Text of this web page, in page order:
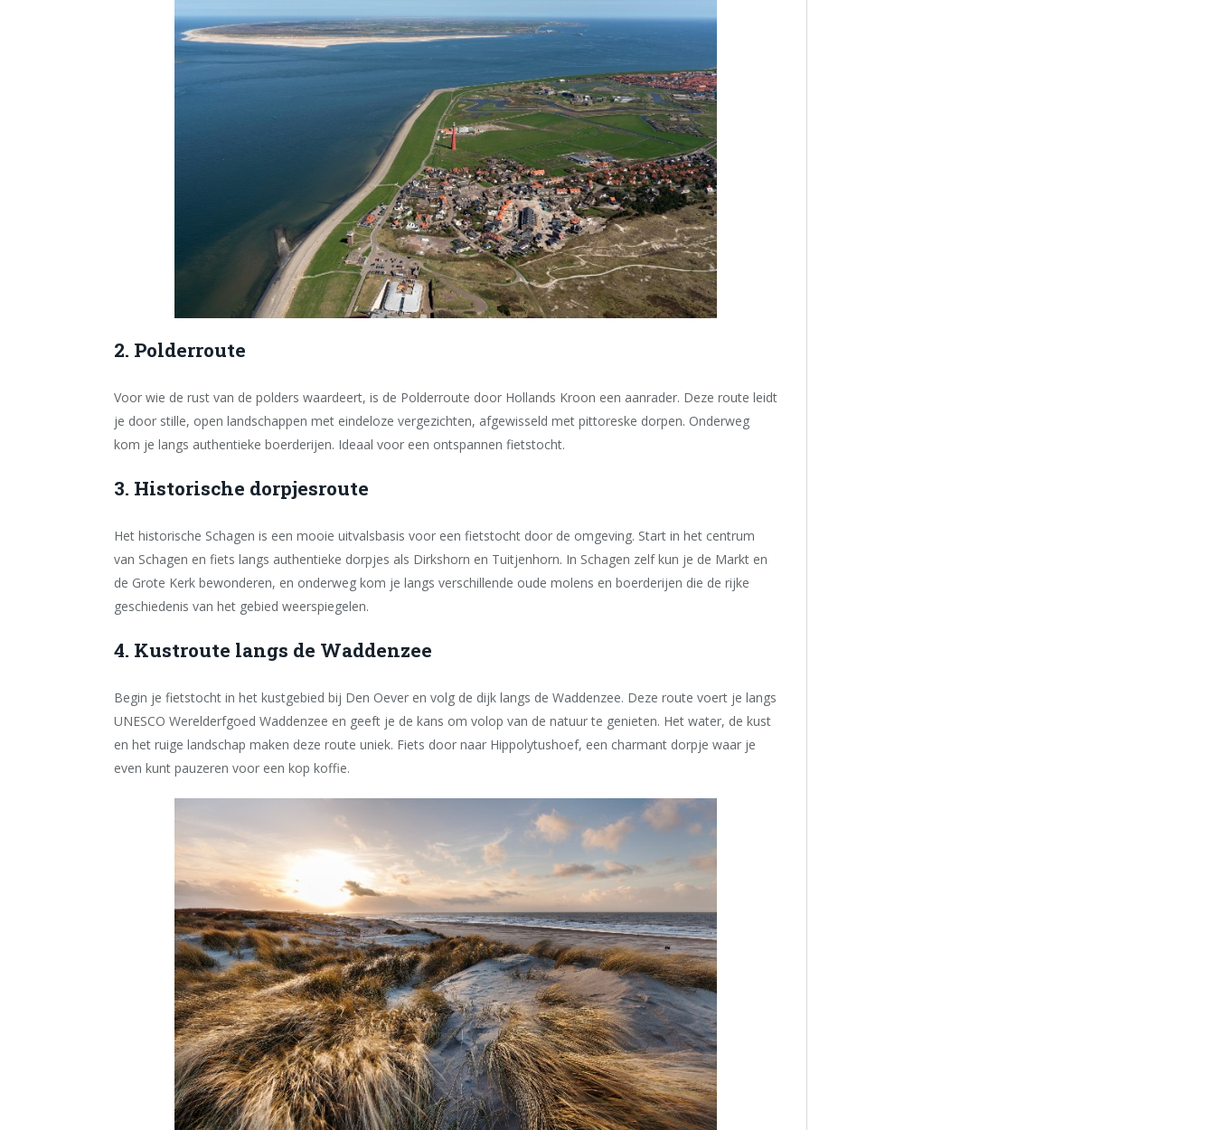
2. Polderroute
Voor wie de rust van de polders waardeert, is de Polderroute door Hollands Kroon een aanrader. Deze route leidt
je door stille, open landschappen met eindeloze vergezichten, afgewisseld met pittoreske dorpen. Onderweg
kom je langs authentieke boerderijen. Ideaal voor een ontspannen fietstocht.
3. Historische dorpjesroute
Het historische Schagen is een mooie uitvalsbasis voor een fietstocht door de omgeving. Start in het centrum
van Schagen en fiets langs authentieke dorpjes als Dirkshorn en Tuitjenhorn. In Schagen zelf kun je de Markt en
de Grote Kerk bewonderen, en onderweg kom je langs verschillende oude molens en boerderijen die de rijke
geschiedenis van het gebied weerspiegelen.
4. Kustroute langs de Waddenzee
Begin je fietstocht in het kustgebied bij Den Oever en volg de dijk langs de Waddenzee. Deze route voert je langs
UNESCO Werelderfgoed Waddenzee en geeft je de kans om volop van de natuur te genieten. Het water, de kust
en het ruige landschap maken deze route uniek. Fiets door naar Hippolytushoef, een charmant dorpje waar je
even kunt pauzeren voor een kop koffie.